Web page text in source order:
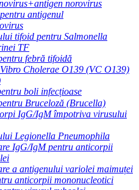
norovirus
antigenul
tifoid pentru Salmonella
TF
febră tifoidă
Cholerae O139 (VC O139)
boli infecțioase
Bruceloză (Brucella)
IgG/IgM împotriva virusului
Legionella Pneumophila
IgG/IgM pentru anticorpii
a antigenului variolei maimuței
anticorpii mononucleotici